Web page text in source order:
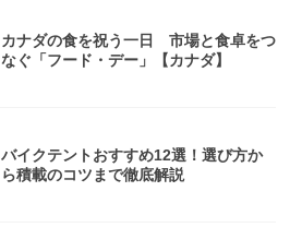
カナダの食を祝う一日 市場と食卓をつ
なぐ「フード・デー」【カナダ】
バイクテントおすすめ12選！選び方か
ら積載のコツまで徹底解説